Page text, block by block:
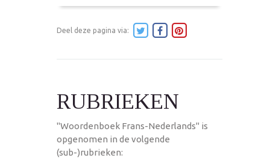
Deel deze pagina via:
RUBRIEKEN
"Woordenboek Frans-Nederlands" is
opgenomen in de volgende
(sub-)rubrieken: